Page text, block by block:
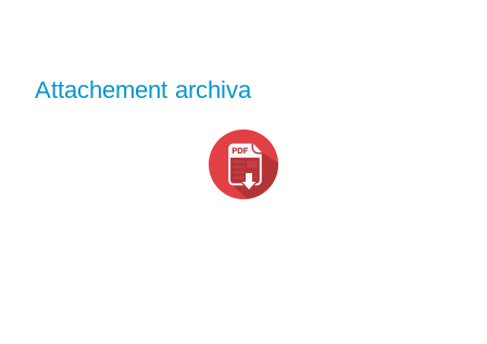
Attachement archiva